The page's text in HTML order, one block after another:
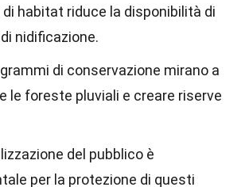
di habitat riduce la disponibilità di
nidificazione.
di conservazione mirano a
le foreste pluviali e creare riserve
del pubblico è
per la protezione di questi